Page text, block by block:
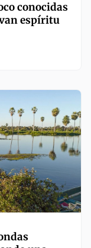
conocidas
espíritu